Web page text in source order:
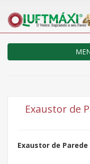
Exaustor de
Exaustor de